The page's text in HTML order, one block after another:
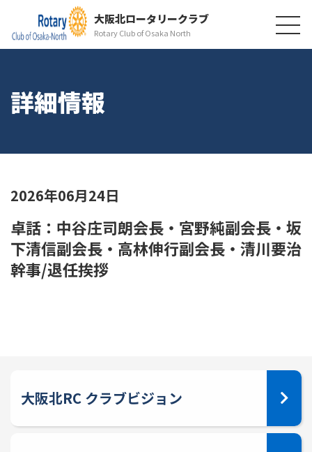
大阪北ロータリークラブ
Rotary Club of Osaka North
詳細情報
2026年06月24日
卓話：中谷庄司朗会長・宮野純副会長・坂
下清信副会長・高林伸行副会長・清川要治
幹事/退任挨拶
大阪北RC クラブビジョン